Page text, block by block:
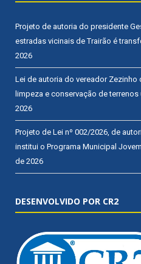
Projeto de autoria do presidente
estradas vicinais de Trairão é
2026
Lei de autoria do vereador Zezinho
limpeza e conservação de terrenos
2026
Projeto de Lei nº 002/2026, de
institui o Programa Municipal
de 2026
DESENVOLVIDO POR CR2